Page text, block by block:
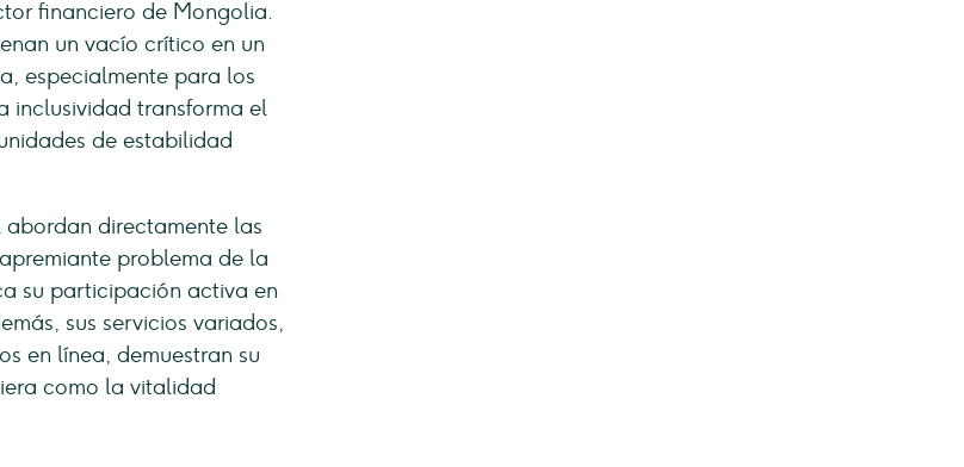
financiero de Mongolia.
un vacío crítico en un
especialmente para los
inclusividad transforma el
de estabilidad
abordan directamente las
problema de la
su participación activa en
sus servicios variados,
en línea, demuestran su
como la vitalidad